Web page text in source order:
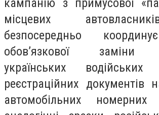
кампанію з примусової
місцевих
безпосередньо
обов’язкової заміни
українських водійських
реєстраційних
автомобільних